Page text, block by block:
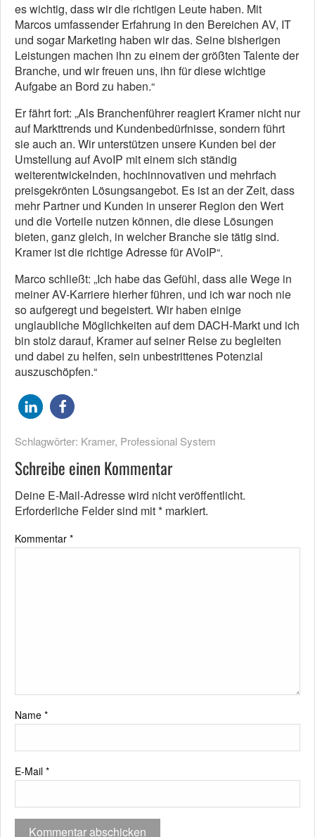
es wichtig, dass wir die richtigen Leute haben. Mit
Marcos umfassender Erfahrung in den Bereichen AV, IT
und sogar Marketing haben wir das. Seine bisherigen
Leistungen machen ihn zu einem der größten Talente der
Branche, und wir freuen uns, ihn für diese wichtige
Aufgabe an Bord zu haben.“
Er fährt fort: „Als Branchenführer reagiert Kramer nicht nur
auf Markttrends und Kundenbedürfnisse, sondern führt
sie auch an. Wir unterstützen unsere Kunden bei der
Umstellung auf AvoIP mit einem sich ständig
weiterentwickelnden, hochinnovativen und mehrfach
preisgekrönten Lösungsangebot. Es ist an der Zeit, dass
mehr Partner und Kunden in unserer Region den Wert
und die Vorteile nutzen können, die diese Lösungen
bieten, ganz gleich, in welcher Branche sie tätig sind.
Kramer ist die richtige Adresse für AVoIP“.
Marco schließt: „Ich habe das Gefühl, dass alle Wege in
meiner AV-Karriere hierher führen, und ich war noch nie
so aufgeregt und begeistert. Wir haben einige
unglaubliche Möglichkeiten auf dem DACH-Markt und ich
bin stolz darauf, Kramer auf seiner Reise zu begleiten
und dabei zu helfen, sein unbestrittenes Potenzial
auszuschöpfen.“
Schlagwörter: Kramer, Professional System
Schreibe einen Kommentar
Deine E-Mail-Adresse wird nicht veröffentlicht.
Erforderliche Felder sind mit* markiert.
Kommentar *
Name *
E-Mail *